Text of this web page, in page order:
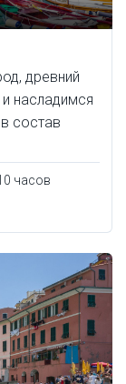
древний
насладимся
состав
часов